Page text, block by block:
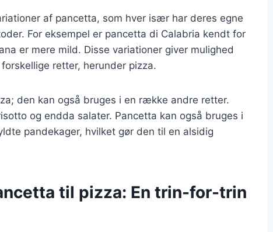
af pancetta, som hver især har deres egne
For eksempel er pancetta di Calabria kendt for
er mere mild. Disse variationer giver mulighed
retter, herunder pizza.
den kan også bruges i en række andre retter.
og endda salater. Pancetta kan også bruges i
pandekager, hvilket gør den til en alsidig
til pizza: En trin-for-trin